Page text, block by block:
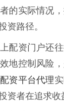
的实际情况
资路径。
配资门户还
地控制风险
配资平台代理
资者在追求